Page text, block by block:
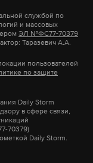
матчи
боев в
же
Всемирного
иVK.
Telegram
VK
жертвователей
чему не
и по
финансовые
но, надо
службой по
и массовых
ЭЛ №ФС77-70379
Таразевич А.А.
пользователей
по защите
Daily Storm
в сфере связи,
70379)
Daily Storm.